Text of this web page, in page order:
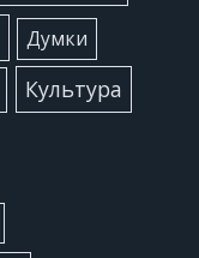
Думки
Культура